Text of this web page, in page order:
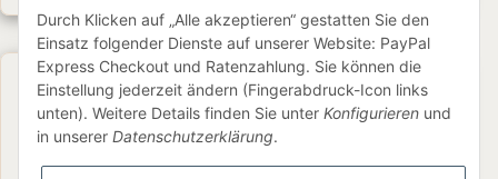
Gesetzliche Informationen
Informationen
Durch Klicken auf „Alle akzeptieren“ gestatten Sie den
Einsatz folgender Dienste auf unserer Website: PayPal
Express Checkout und Ratenzahlung. Sie können die
Einstellung jederzeit ändern (Fingerabdruck-Icon links
unten). Weitere Details finden Sie unter Konfigurieren und
in unserer Datenschutzerklärung.